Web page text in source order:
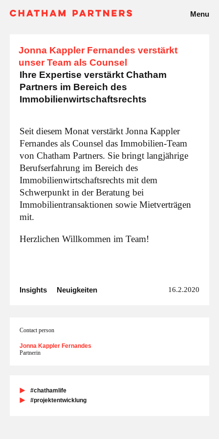
Menu
Jonna Kappler Fernandes verstärkt
unser Team als Counsel
Ihre Expertise verstärkt Chatham
Partners im Bereich des
Immobilienwirtschaftsrechts
Seit diesem Monat verstärkt Jonna Kappler
Fernandes als Counsel das Immobilien-Team
von Chatham Partners. Sie bringt langjährige
Berufserfahrung im Bereich des
Immobilienwirtschaftsrechts mit dem
Schwerpunkt in der Beratung bei
Immobilientransaktionen sowie Mietverträgen
mit.
Herzlichen Willkommen im Team!
Insights Neuigkeiten 16.2.2020
Contact person
Jonna Kappler Fernandes
Partnerin
#chathamlife
#projektentwicklung